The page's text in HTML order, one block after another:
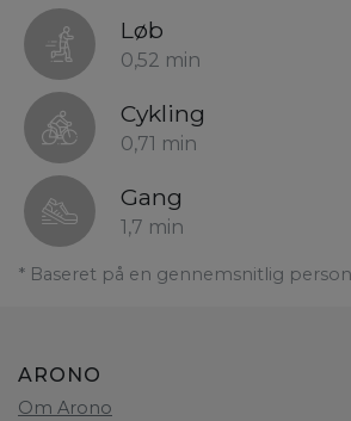
Løb
0,52 min
Cykling
0,71 min
Gang
1,7 min
* Baseret på en gennemsnitlig
ARONO
Om Arono